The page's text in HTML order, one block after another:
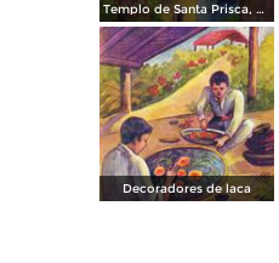
Templo de Santa Prisca, en Taxco
Decoradores de laca